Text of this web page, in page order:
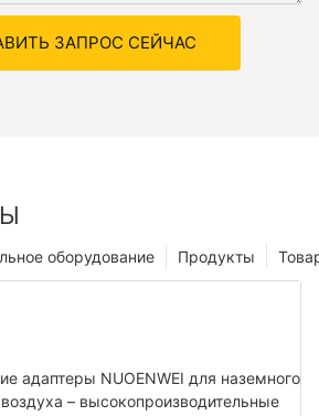
ЗАПРОС СЕЙЧАС
Продукты
оборудование